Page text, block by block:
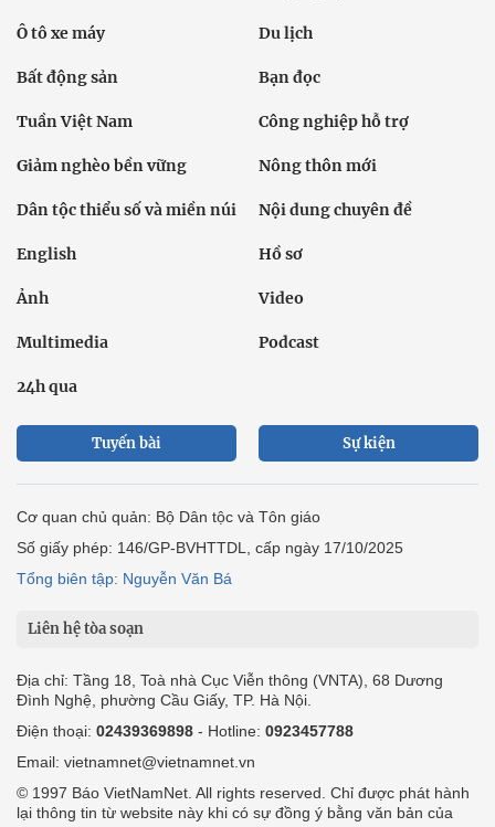
Ô tô xe máy Du lịch
Bất động sản Bạn đọc
Tuần Việt Nam Công nghiệp hỗ trợ
Giảm nghèo bền vững Nông thôn mới
Dân tộc thiểu số và miền núi Nội dung chuyên đề
English Hồ sơ
Ảnh Video
Multimedia Podcast
24h qua
Tuyến bài Sự kiện
Cơ quan chủ quản: Bộ Dân tộc và Tôn giáo
Số giấy phép: 146/GP-BVHTTDL, cấp ngày 17/10/2025
Tổng biên tập: Nguyễn Văn Bá
Liên hệ tòa soạn
Địa chỉ: Tầng 18, Toà nhà Cục Viễn thông (VNTA), 68 Dương
Đình Nghệ, phường Cầu Giấy, TP. Hà Nội.
Điện thoại: 02439369898 - Hotline: 0923457788
Email: vietnamnet@vietnamnet.vn
© 1997 Báo VietNamNet. All rights reserved. Chỉ được phát hành
lại thông tin từ website này khi có sự đồng ý bằng văn bản của